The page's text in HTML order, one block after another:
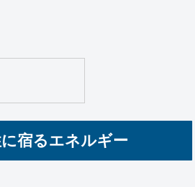
宿るエネルギー